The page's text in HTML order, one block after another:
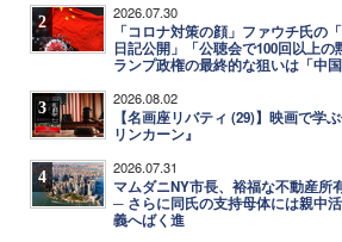
2 2026.07.30
「コロナ対策の顔」ファウチ氏の
日記公開」「公聴会で100回以上
ランプ政権の最終的な狙いは「中
3 2026.08.02
【名画座リバティ (29)】映画で学
リンカーン』
4 2026.07.31
マムダニNY市長、裕福な不動産所
─ さらに同氏の支持母体には親中
義へばく進